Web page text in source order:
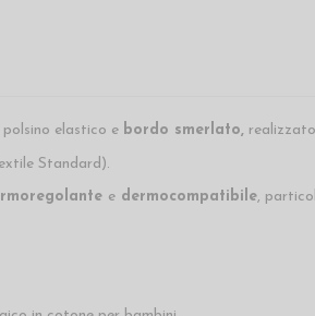
elastico e bordo smerlato,
Standard).
edermocompatibile,